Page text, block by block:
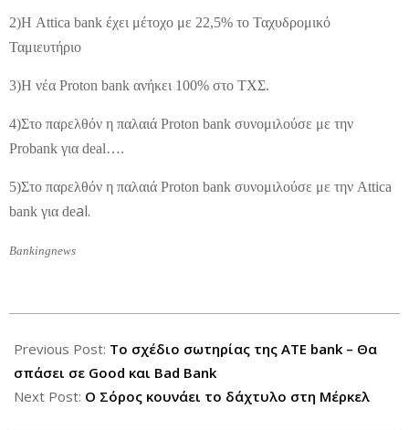
2)Η Attica bank έχει μέτοχο με 22,5% το Ταχυδρομικό
Ταμιευτήριο
3)Η νέα Proton bank ανήκει 100% στο ΤΧΣ.
4)Στο παρελθόν η παλαιά Proton bank συνομιλούσε με την
Probank για deal….
5)Στο παρελθόν η παλαιά Proton bank συνομιλούσε με την Attica
bank για deal.
Bankingnews
06-
26
Previous Post: To σχέδιο σωτηρίας της ΑΤΕ bank – Θα
σπάσει σε Good και Bad Bank
Next Post: Ο Σόρος κουνάει το δάχτυλο στη Μέρκελ